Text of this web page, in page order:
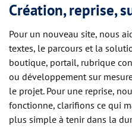
Création, reprise,
Pour un nouveau site, nous
textes, le parcours et la
boutique, portail, rubrique
ou développement sur
le projet. Pour une reprise,
fonctionne, clarifions ce qui
plus simple à tenir dans la